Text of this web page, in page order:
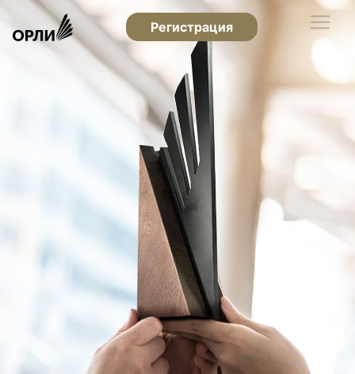
Регистрация